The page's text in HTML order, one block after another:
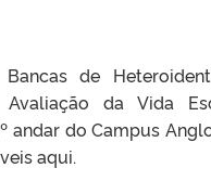
de
da Vida
do Campus
aqui.